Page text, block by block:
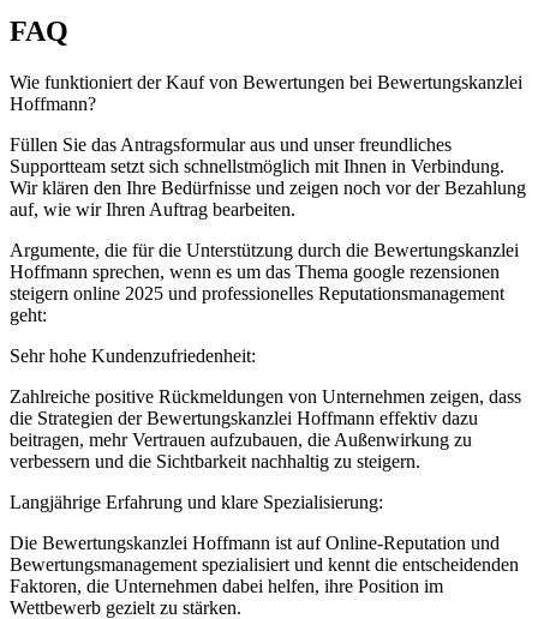
FAQ
Wie funktioniert der Kauf von Bewertungen bei Bewertungskanzlei
Hoffmann?
Füllen Sie das Antragsformular aus und unser freundliches
Supportteam setzt sich schnellstmöglich mit Ihnen in Verbindung.
Wir klären den Ihre Bedürfnisse und zeigen noch vor der Bezahlung
auf, wie wir Ihren Auftrag bearbeiten.
Argumente, die für die Unterstützung durch die Bewertungskanzlei
Hoffmann sprechen, wenn es um das Thema google rezensionen
steigern online 2025 und professionelles Reputationsmanagement
geht:
Sehr hohe Kundenzufriedenheit:
Zahlreiche positive Rückmeldungen von Unternehmen zeigen, dass
die Strategien der Bewertungskanzlei Hoffmann effektiv dazu
beitragen, mehr Vertrauen aufzubauen, die Außenwirkung zu
verbessern und die Sichtbarkeit nachhaltig zu steigern.
Langjährige Erfahrung und klare Spezialisierung:
Die Bewertungskanzlei Hoffmann ist auf Online-Reputation und
Bewertungsmanagement spezialisiert und kennt die entscheidenden
Faktoren, die Unternehmen dabei helfen, ihre Position im
Wettbewerb gezielt zu stärken.